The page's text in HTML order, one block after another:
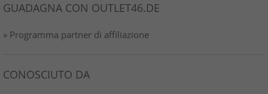
GUADAGNA CON OUTLET46.DE
» Programma partner di affiliazione
CONOSCIUTO DA